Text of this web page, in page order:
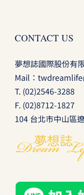
CONTACT US
夢想誌國際股份有
Mail：
T. (02)2546-3288
F. (02)8712-1827
104 台北市中山區